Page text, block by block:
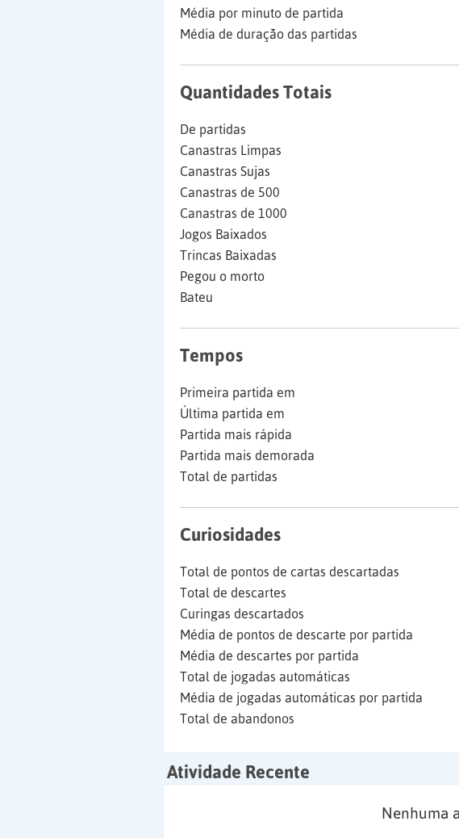
Média por minuto de partida
Média de duração das partidas
Quantidades Totais
De partidas
Canastras Limpas
Canastras Sujas
Canastras de 500
Canastras de 1000
Jogos Baixados
Trincas Baixadas
Pegou o morto
Bateu
Tempos
Primeira partida em
Última partida em
Partida mais rápida
Partida mais demorada
Total de partidas
Curiosidades
Total de pontos de cartas descartadas
Total de descartes
Curingas descartados
Média de pontos de descarte por partida
Média de descartes por partida
Total de jogadas automáticas
Média de jogadas automáticas por partida
Total de abandonos
Atividade Recente
Nenhuma